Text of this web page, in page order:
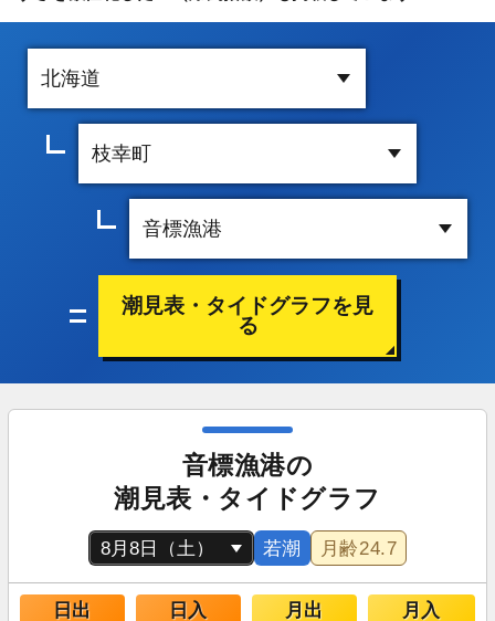
潮見表・タイドグラフを見
る
音標漁港の
潮見表・タイドグラフ
若潮 月齢24.7
日出 日入 月出 月入